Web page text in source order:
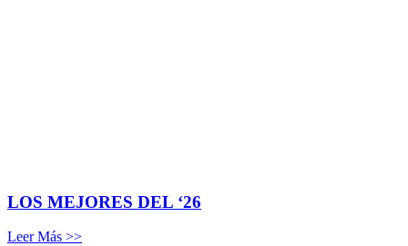
LOS MEJORES DEL ‘26
Leer Más >>